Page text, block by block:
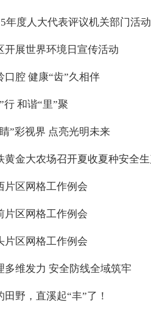
年度人大代表评议机关部门活动
开展世界环境日宣传活动
口腔 健康“齿”久相伴
行 和谐“里”聚
”彩视界 点亮光明未来
黄金大农场召开夏收夏种安全
片区网格工作例会
片区网格工作例会
片区网格工作例会
多维发力 安全防线全域筑牢
野，直溪起“丰”了！